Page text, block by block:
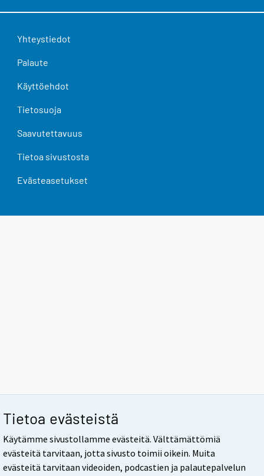
Tietoa evästeistä
Käytämme sivustollamme evästeitä. Välttämättömiä
evästeitä tarvitaan, jotta sivusto toimii oikein. Muita
evästeitä tarvitaan videoiden, podcastien ja palautepalvelun
Yhteystiedot
Palaute
Käyttöehdot
Tietosuoja
Saavutettavuus
Tietoa sivustosta
Evästeasetukset